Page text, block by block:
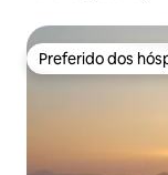
em um jardim de
Preferido dos
Preferido dos